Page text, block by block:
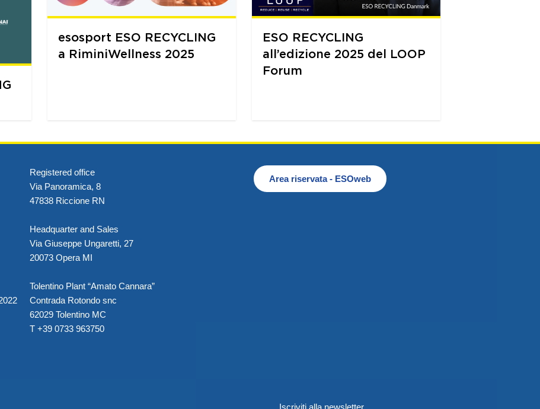
esosport ESO RECYCLING
a RiminiWellness 2025
ESO RECYCLING
all’edizione 2025 del LOOP
Forum
Registered office
Via Panoramica, 8
47838 Riccione RN
Headquarter and Sales
Via Giuseppe Ungaretti, 27
20073 Opera MI
Tolentino Plant “Amato Cannara”
Contrada Rotondo snc
62029 Tolentino MC
T +39 0733 963750
Area riservata - ESOweb
Iscriviti alla newsletter